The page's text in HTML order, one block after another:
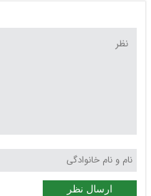
ارسال نظر